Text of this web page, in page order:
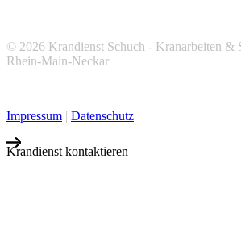
© 2026 Krandienst Schuch - Kranarbeiten &
Rhein-Main-Neckar
Impressum | Datenschutz
Krandienst kontaktieren